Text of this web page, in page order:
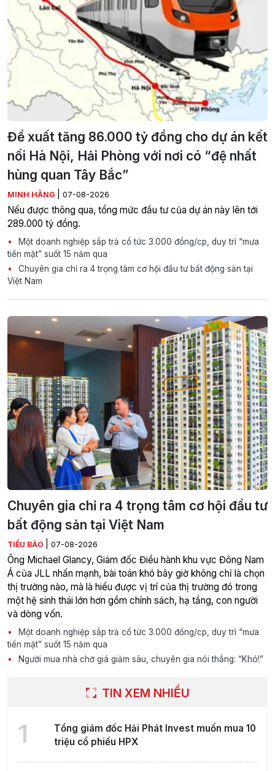
Đề xuất tăng 86.000 tỷ đồng cho dự án kết
nối Hà Nội, Hải Phòng với nơi có “đệ nhất
hùng quan Tây Bắc”
MINH HẰNG 07-08-2026
Nếu được thông qua, tổng mức đầu tư của dự án này lên tới
289.000 tỷ đồng.
Một doanh nghiệp sắp trả cổ tức 3.000 đồng/cp, duy trì “mưa
tiền mặt” suốt 15 năm qua
Chuyên gia chỉ ra 4 trọng tâm cơ hội đầu tư bất động sản tại
Việt Nam
Chuyên gia chỉ ra 4 trọng tâm cơ hội đầu tư
bất động sản tại Việt Nam
TIỂU BẢO 07-08-2026
Ông Michael Glancy, Giám đốc Điều hành khu vực Đông Nam
Á của JLL nhấn mạnh, bài toán khó bây giờ không chỉ là chọn
thị trường nào, mà là hiểu được vị trí của thị trường đó trong
một hệ sinh thái lớn hơn gồm chính sách, hạ tầng, con người
và dòng vốn.
Một doanh nghiệp sắp trả cổ tức 3.000 đồng/cp, duy trì “mưa
tiền mặt” suốt 15 năm qua
Người mua nhà chờ giá giảm sâu, chuyên gia nói thẳng: “Khó!”
TIN XEM NHIỀU
1
Tổng giám đốc Hải Phát Invest muốn mua 10
triệu cổ phiếu HPX